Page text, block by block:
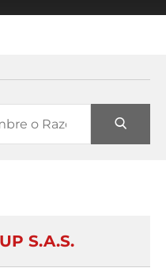
S.A.S.